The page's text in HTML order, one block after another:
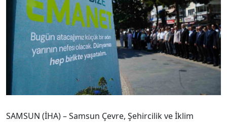
SAMSUN (İHA) – Samsun Çevre, Şehircilik ve İklim